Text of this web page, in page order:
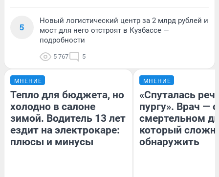
5
Новый логистический центр за 2 млрд рублей и
мост для него отстроят в Кузбассе —
подробности
5 767 5
МНЕНИЕ
Тепло для бюджета, но
холодно в салоне
зимой. Водитель 13 лет
ездит на электрокаре:
плюсы и минусы
МНЕНИЕ
«Спуталась
пургу». Врач — о
смертельном
который
обнаружить